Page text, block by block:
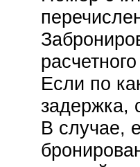
Если по
задержка,
В случае,